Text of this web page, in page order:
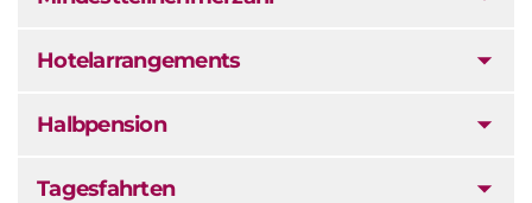
Hotelarrangements
Halbpension
Tagesfahrten